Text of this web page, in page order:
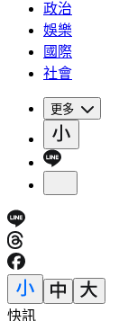
政治
娛樂
國際
社會
更多
快訊